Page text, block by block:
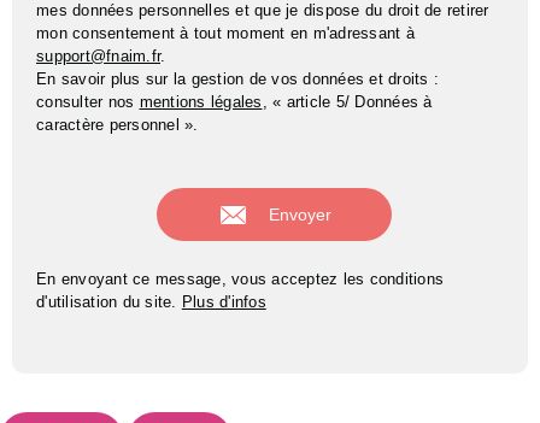
mes données personnelles et que je dispose du droit de retirer
mon consentement à tout moment en m'adressant à
support@fnaim.fr.
En savoir plus sur la gestion de vos données et droits :
consulter nos mentions légales , « article 5/ Données à
caractère personnel ».
En envoyant ce message, vous acceptez les conditions
d'utilisation du site. Plus d'infos